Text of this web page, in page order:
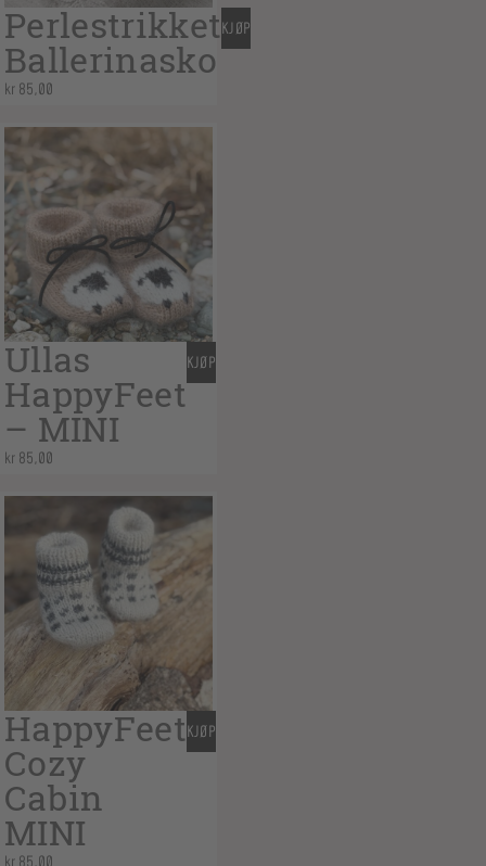
Perlestrikket
Ballerinasko
kr 85,00
KJØP
Ullas
HappyFeet
– MINI
kr 85,00
KJØP
HappyFeet
Cozy
Cabin
MINI
KJØP